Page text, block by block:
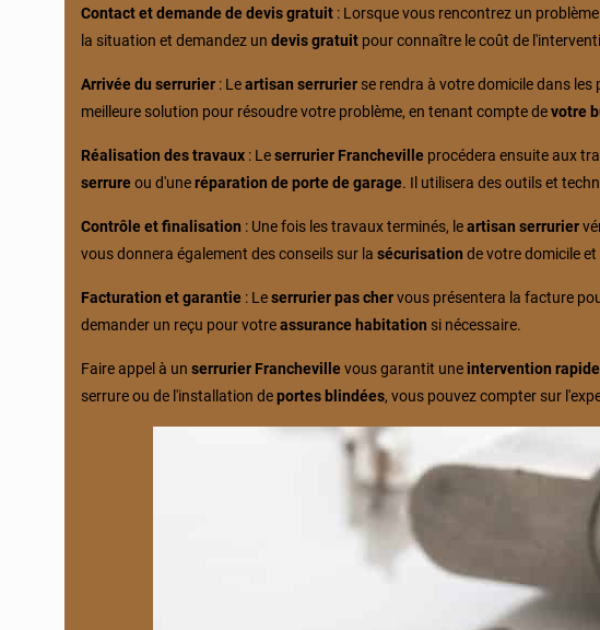
Contact et demande de devis gratuit : Lorsque vous rencontrez un
la situation et demandez undevis gratuit pour connaître le coût de
Arrivée du serrurier : Leartisan serrurier se rendra à votre domicile dans
meilleure solution pour résoudre votre problème, en tenant compte devotre
Réalisation des travaux : Leserrurier Francheville procédera ensuite aux
serrureou d'uneréparation de porte de garage. Il utilisera des outils et
Contrôle et finalisation : Une fois les travaux terminés, leartisan serrurier
vous donnera également des conseils sur lasécurisation de votre domicile
Facturation et garantie : Leserrurier pas chervous présentera la facture
demander un reçu pour votreassurance habitation si nécessaire.
Faire appel à unserrurier Franchevillevous garantit une intervention
serrure ou de l'installation deportes blindées, vous pouvez compter sur